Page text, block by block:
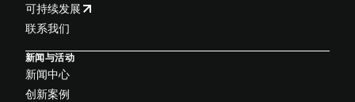
可持续发展
联系我们
新闻与活动
新闻中心
创新案例